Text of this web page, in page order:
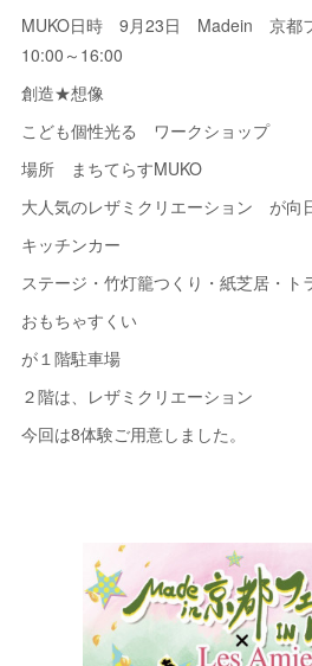
MUKO日時 9月23日 Madein 京
10:00～16:00
創造★想像
こども個性光る ワークショップ
場所 まちてらすMUKO
大人気のレザミクリエーション が向
キッチンカー
ステージ・竹灯籠つくり・紙芝居・ト
おもちゃすくい
が１階駐車場
２階は、レザミクリエーション
今回は8体験ご用意しました。